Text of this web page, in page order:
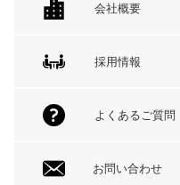
会社概要
採用情報
よくあるご質問
お問い合わせ